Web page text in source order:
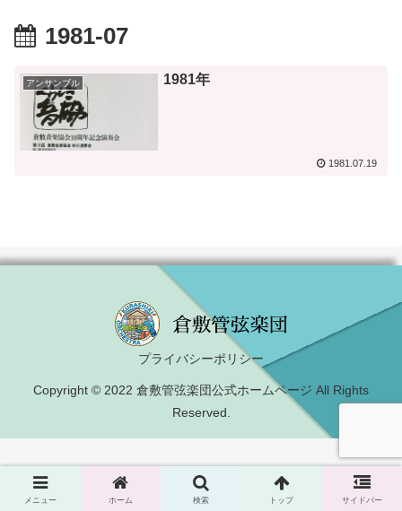
1981-07
アンサンブル 1981年
1981.07.19
プライバシーポリシー
Copyright © 2022 倉敷管弦楽団公式ホームページ All Rights
Reserved.
メニュー ホーム 検索 トップ サイドバー